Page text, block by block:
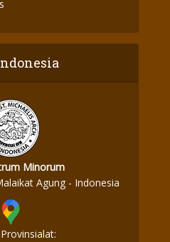
Minorum
Agung - Indonesia